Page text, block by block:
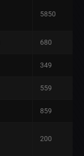
5850
680
349
559
859
200